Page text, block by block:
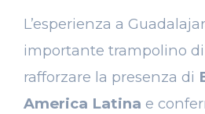
L’esperienza a
importante trampolino
rafforzare la presenza di
America Latina e